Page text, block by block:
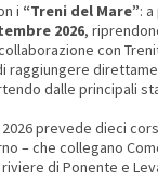
i “Treni del Mare”:
2026,
con
raggiungere
dalle principali
prevede dieci
– che collegano
di Ponente e